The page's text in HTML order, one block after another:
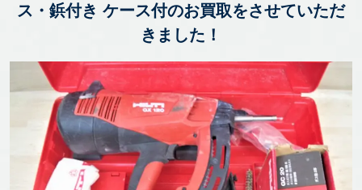
ス・鋲付き ケース付のお買取をさせていただ
きました！